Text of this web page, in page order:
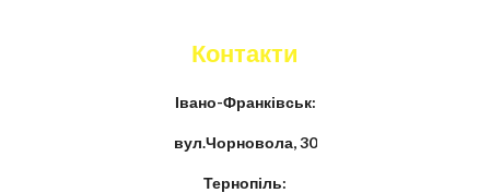
Контакти
Івано-Франківськ:
вул.Чорновола, 30
Тернопіль: